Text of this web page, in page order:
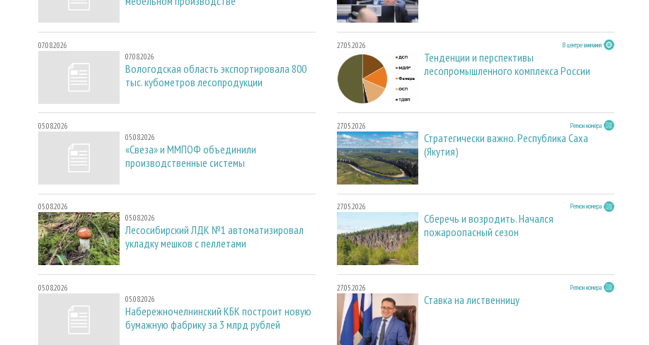
07.08.2026
07.08.2026
Вологодская область экспортировала 800
тыс. кубометров лесопродукции
05.08.2026
05.08.2026
«Свеза» и ММПОФ объединили
производственные системы
05.08.2026
05.08.2026
Лесосибирский ЛДК №1 автоматизировал
укладку мешков с пеллетами
05.08.2026
05.08.2026
Набережночелнинский КБК построит новую
бумажную фабрику за 3 млрд рублей
27.05.2026 В центре внимания
Тенденции и перспективы
лесопромышленного комплекса России
27.05.2026 Регион номера
Стратегически важно. Республика Саха
(Якутия)
27.05.2026 Регион номера
Сберечь и возродить. Начался
пожароопасный сезон
27.05.2026 Регион номера
Ставка на лиственницу